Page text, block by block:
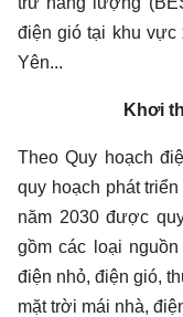
điện gió tại khu vực
Yên...
Khơi
Theo Quy hoạch
quy hoạch phát
năm 2030 được
gồm các loại
điện nhỏ, điện gió,
mặt trời mái nhà,